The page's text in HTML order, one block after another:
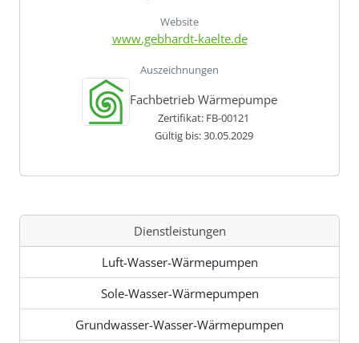
Website
www.gebhardt-kaelte.de
Auszeichnungen
Fachbetrieb Wärmepumpe
Zertifikat: FB-00121
Gültig bis: 30.05.2029
Dienstleistungen
Luft-Wasser-Wärmepumpen
Sole-Wasser-Wärmepumpen
Grundwasser-Wasser-Wärmepumpen